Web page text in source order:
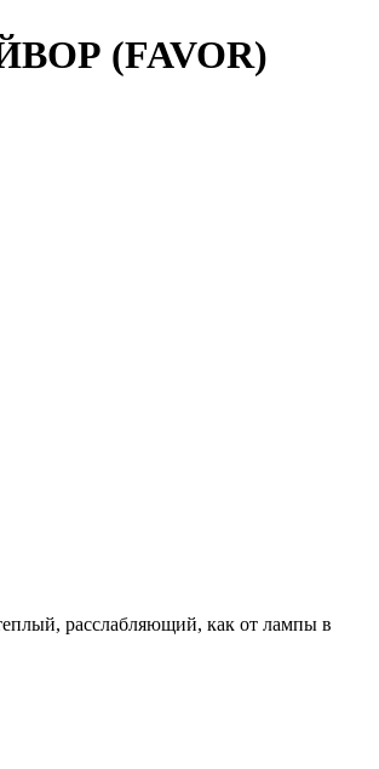
(FAVOR)
расслабляющий, как от лампы в